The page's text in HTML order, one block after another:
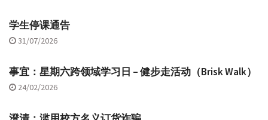
学生停课通告
31/07/2026
事宜：星期六跨领域学习日 – 健步走活动（Brisk Walk）
24/02/2026